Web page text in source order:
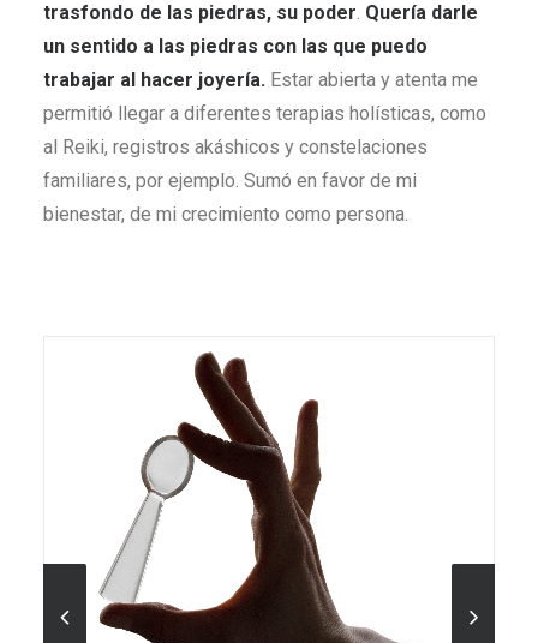
trasfondo de las piedras, su poder. Quería darle
un sentido a las piedras con las que puedo
trabajar al hacer joyería. Estar abierta y atenta me
permitió llegar a diferentes terapias holísticas, como
al Reiki, registros akáshicos y constelaciones
familiares, por ejemplo. Sumó en favor de mi
bienestar, de mi crecimiento como persona.